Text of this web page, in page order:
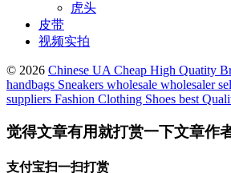
虎头
皮带
视频实拍
© 2026 Chinese UA Cheap High Quatity
handbags Sneakers wholesale wholesaler
suppliers Fashion Clothing Shoes best
觉得文章有用就打赏一下文章作
支付宝扫一扫打赏